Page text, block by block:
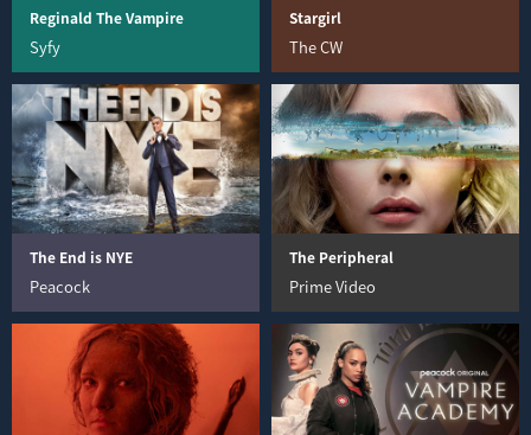
Reginald The Vampire
Syfy
Stargirl
The CW
The End is NYE
Peacock
The Peripheral
Prime Video